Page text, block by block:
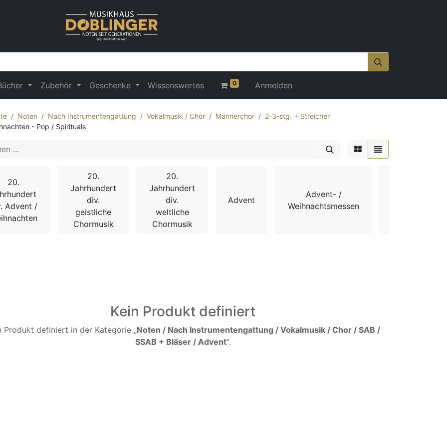
Zubehör Geschenke Wissenswertes 0 Anmelden
Noten Nach Instrumentengattung Vokalmusik / Chor Männerchor
2-3-stg. + Streicher
- Pop / Spirituals
20.
Advent /
20.
Jahrhundert
div.
geistliche
Chormusik
20.
Jahrhundert
div.
weltliche
Chormusik
Advent
Advent- /
Weihnachtsmessen
Kein Produkt definiert
Produkt definiert in der Kategorie „Noten / Nach Instrumentengattung / Vokalmusik / Chor / SAB /
SSAB + Bläser / Advent".